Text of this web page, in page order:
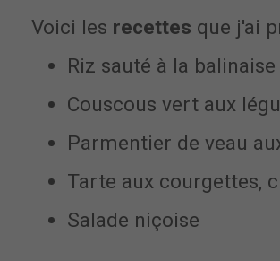
Voici les recettes que j'ai
Riz sauté à la balinaise
Couscous vert aux
Parmentier de veau
Tarte aux courgettes,
Salade niçoise